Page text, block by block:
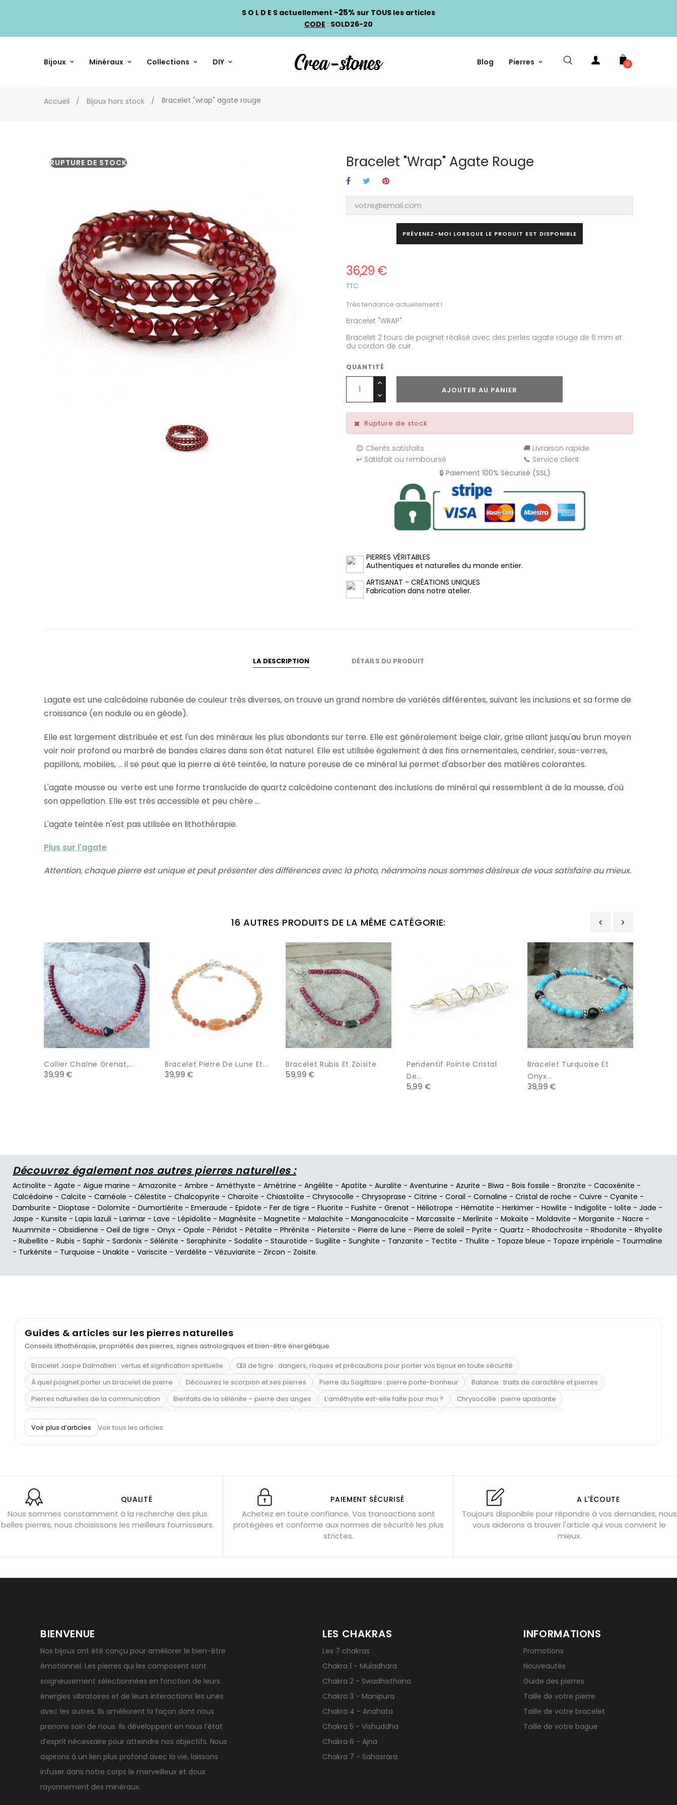
S O L D E S actuellement -25% sur TOUS les articles
CODE : SOLD26-20
Bijoux Minéraux Collections DIY Blog Pierres 0
Accueil Bijoux hors stock Bracelet "wrap" agate rouge
RUPTURE DE STOCK Bracelet "wrap" Agate Rouge
PRÉVENEZ-MOI LORSQUE LE PRODUIT EST DISPONIBLE
36,29 €
TTC
Très tendance actuellement !
Bracelet "WRAP"
Bracelet 2 tours de poignet réalisé avec des perles agate rouge de 6 mm et
du cordon de cuir.
QUANTITÉ
AJOUTER AU PANIER
Rupture de stock
😊 Clients satisfaits
🚚 Livraison rapide
↩️ Satisfait ou remboursé
📞 Service client
🔒 Paiement 100% Sécurisé (SSL)
PIERRES VÉRITABLES
Authentiques et naturelles du monde entier.
ARTISANAT - CRÉATIONS UNIQUES
Fabrication dans notre atelier.
LA DESCRIPTION DÉTAILS DU PRODUIT
Lagate est une calcédoine rubanée de couleur très diverses, on trouve un grand nombre de variétés différentes, suivant les inclusions et sa forme de
croissance (en nodule ou en géode).
Elle est largement distribuée et est l'un des minéraux les plus abondants sur terre. Elle est généralement beige clair, grise allant jusqu'au brun moyen
voir noir profond ou marbré de bandes claires dans son état naturel. Elle est utilisée également à des fins ornementales, cendrier, sous-verres,
papillons, mobiles, ... il se peut que la pierre ai été teintée, la nature poreuse de ce minéral lui permet d'absorber des matières colorantes.
L'agate mousse ou verte est une forme translucide de quartz calcédoine contenant des inclusions de minéral qui ressemblent à de la mousse, d'où
son appellation. Elle est très accessible et peu chère ...
L'agate teintée n'est pas utilisée en lithothérapie.
Plus sur l'agate
Attention, chaque pierre est unique et peut présenter des différences avec la photo, néanmoins nous sommes désireux de vous satisfaire au mieux.
16 AUTRES PRODUITS DE LA MÊME CATÉGORIE:
Collier Chaîne Grenat,...
39,99 €
Bracelet Pierre De Lune Et...
39,99 €
Bracelet Rubis Et Zoïsite
59,99 €
Pendentif Pointe Cristal
De...
5,99 €
Bracelet Turquoise Et
Onyx...
39,99 €
‹ ›
Découvrez également nos autres pierres naturelles :
Actinolite - Agate - Aigue marine - Amazonite - Ambre - Améthyste - Amétrine - Angélite - Apatite - Auralite - Aventurine - Azurite - Biwa - Bois fossile - Bronzite - Cacoxénite -
Calcédoine - Calcite - Carnéole - Célestite - Chalcopyrite - Charoïte - Chiastolite - Chrysocolle - Chrysoprase - Citrine - Corail - Cornaline - Cristal de roche - Cuivre - Cyanite -
Damburite - Dioptase - Dolomite - Dumortiérite - Emeraude - Epidote - Fer de tigre - Fluorite - Fushite - Grenat - Héliotrope - Hématite - Herkimer - Howlite - Indigolite - Iolite - Jade -
Jaspe - Kunsite - Lapis lazuli - Larimar - Lave - Lépidolite - Magnésite - Magnetite - Malachite - Manganocalcite - Marcassite - Merlinite - Mokaïte - Moldavite - Morganite - Nacre -
Nuummite - Obsidienne - Oeil de tigre - Onyx - Opale - Péridot - Pétalite - Phrénite - Pietersite - Pierre de lune - Pierre de soleil - Pyrite - Quartz - Rhodochrosite - Rhodonite - Rhyolite
- Rubellite - Rubis - Saphir - Sardonix - Sélénite - Seraphinite - Sodalite - Staurotide - Sugilite - Sunghite - Tanzanite - Tectite - Thulite - Topaze bleue - Topaze impériale - Tourmaline
- Turkénite - Turquoise - Unakite - Variscite - Verdélite - Vézuvianite - Zircon - Zoisite.
Guides & articles sur les pierres naturelles
Conseils lithothérapie, propriétés des pierres, signes astrologiques et bien-être énergétique.
Bracelet Jaspe Dalmatien : vertus et signification spirituelle
Œil de tigre : dangers, risques et précautions pour porter vos bijoux en toute sécurité
À quel poignet porter un bracelet de pierre
Découvrez le scorpion et ses pierres Pierre du Sagittaire : pierre porte-bonheur
Balance : traits de caractère et pierres
Pierres naturelles de la communication
Bienfaits de la sélénite – pierre des anges L’améthyste est-elle faite pour moi ?
Chrysocolle : pierre apaisante
Pierre de lave : propriétés et bienfaits
Obsidienne noire : danger ?
Guide des pierres de protection Associer l’œil de tigre Porter plusieurs bracelets de pierres
Fluorite : pierre la plus colorée
Pierres pour les examens
Pierres anti-déprime Mieux gérer ses émotions Pierres pour l’automne Bijoux de méditation
Bracelets de perles pour homme
Porter l’œil de tigre
Géode d’améthyste géante Pierres naturelles contre le stress Qu’est-ce qu’une gemme ? Signification des pierres de naissance
Voir plus d’articles Voir tous les articles
QUALITÉ
Nous sommes constamment à la recherche des plus
belles pierres, nous choisissons les meilleurs fournisseurs.
PAIEMENT SÉCURISÉ
Achetez en toute confiance. Vos transactions sont
protégées et conforme aux normes de sécurité les plus
strictes.
A L'ÉCOUTE
Toujours disponible pour répondre à vos demandes, nous
vous aiderons à trouver l'article qui vous convient le
mieux.
BIENVENUE
Nos bijoux ont été conçu pour améliorer le bien-être
émotionnel. Les pierres qui les composent sont
soigneusement sélectionnées en fonction de leurs
énergies vibratoires et de leurs interactions les unes
avec les autres. Ils améliorent la façon dont nous
prenons soin de nous. Ils développent en nous l’état
d’esprit nécessaire pour atteindre nos objectifs. Nous
aspirons à un lien plus profond avec la vie, laissons
infuser dans notre corps le merveilleux et doux
rayonnement des minéraux.
LES CHAKRAS
Les 7 chakras
Chakra 1 - Muladhara
Chakra 2 - Swadhisthana
Chakra 3 - Manipura
Chakra 4 - Anahata
Chakra 5 - Vishuddha
Chakra 6 - Ajna
Chakra 7 - Sahasrara
INFORMATIONS
Promotions
Nouveautés
Guide des pierres
Taille de votre pierre
Taille de votre bracelet
Taille de votre bague